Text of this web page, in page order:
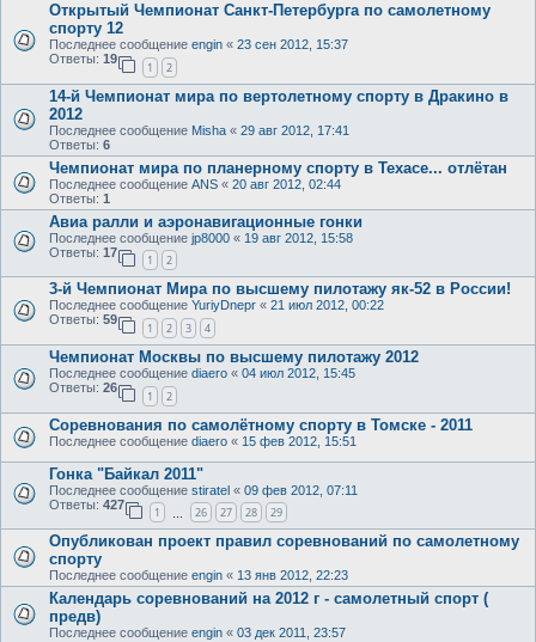
Открытый Чемпионат Санкт-Петербурга по самолетному
спорту 12
Последнее сообщение engin « 23 сен 2012, 15:37
Ответы: 19
1 2
14-й Чемпионат мира по вертолетному спорту в Дракино в
2012
Последнее сообщение Misha « 29 авг 2012, 17:41
Ответы: 6
Чемпионат мира по планерному спорту в Техасе... отлётан
Последнее сообщение ANS « 20 авг 2012, 02:44
Ответы: 1
Авиа ралли и аэронавигационные гонки
Последнее сообщение jp8000 « 19 авг 2012, 15:58
Ответы: 17
1 2
3-й Чемпионат Мира по высшему пилотажу як-52 в России!
Последнее сообщение YuriyDnepr « 21 июл 2012, 00:22
Ответы: 59
1 2 3 4
Чемпионат Москвы по высшему пилотажу 2012
Последнее сообщение diaero « 04 июл 2012, 15:45
Ответы: 26
1 2
Соревнования по самолётному спорту в Томске - 2011
Последнее сообщение diaero « 15 фев 2012, 15:51
Гонка "Байкал 2011"
Последнее сообщение stiratel « 09 фев 2012, 07:11
Ответы: 427
1 26 27 28 29
Опубликован проект правил соревнований по самолетному
спорту
Последнее сообщение engin « 13 янв 2012, 22:23
Календарь соревнований на 2012 г - самолетный спорт (
предв)
Последнее сообщение engin « 03 дек 2011, 23:57